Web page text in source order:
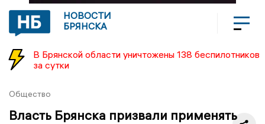
НОВОСТИ
БРЯНСКА
В Брянской области уничтожены 138 беспилотников
за сутки
Общество
Власть Брянска призвали применять